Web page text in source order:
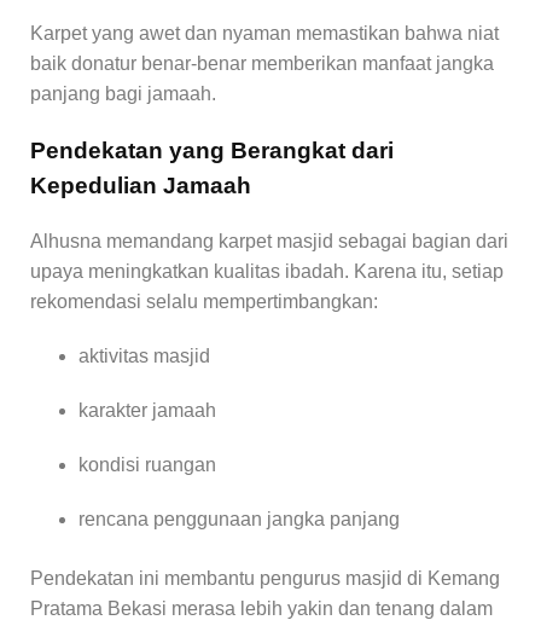
Karpet yang awet dan nyaman memastikan bahwa niat
baik donatur benar-benar memberikan manfaat jangka
panjang bagi jamaah.
Pendekatan yang Berangkat dari
Kepedulian Jamaah
Alhusna memandang karpet masjid sebagai bagian dari
upaya meningkatkan kualitas ibadah. Karena itu, setiap
rekomendasi selalu mempertimbangkan:
aktivitas masjid
karakter jamaah
kondisi ruangan
rencana penggunaan jangka panjang
Pendekatan ini membantu pengurus masjid di Kemang
Pratama Bekasi merasa lebih yakin dan tenang dalam